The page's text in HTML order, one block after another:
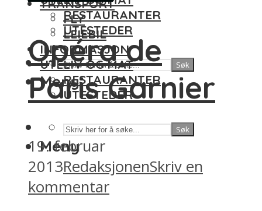
RESTAURANTER
UTESTEDER
Søk
Meny
TRANSPORT
FLY
LEIEBIL
INFORMASJON
UTELIV OG MAT
RESTAURANTER
UTESTEDER
Søk
Meny
Opéra de
Paris Garnier
19. februar
2013RedaksjonenSkriv en
kommentar